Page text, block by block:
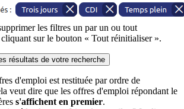
les filtres un par un ou tout
sur le bouton « Tout réinitialiser ».
résultats de votre recherche
d'emploi est restituée par ordre de
veut dire que les offres d'emploi répondant le
s'affichent en premier.